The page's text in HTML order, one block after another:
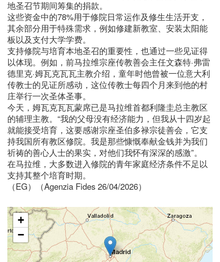
地圣召节期间筹集的捐款。
这些资金中的78%用于修院日常运作及修生生活开支，
其余部分用于特殊需求，例如修建新教室、安装太阳能
板以及支付大学学费。
支持修院与培育本地圣召的重要性，也通过一些见证得
以体现。例如，前马拉维宗座传教善会主任文森特·弗雷
德里克·姆瓦克瓦瓦主教介绍，童年时他曾被一位意大利
传教士的见证所感动，这位传教士每四个月来到他的村
庄举行一次圣体圣事。
今天，姆瓦克瓦瓦蒙席已是马拉维首都利隆圭总主教区
的辅理主教。“我的父母没有经济能力，但我从十四岁起
就能接受培育，这要感谢宗座圣伯多禄宗徒善会，它支
持我国所有教区修院。我是那些慷慨奉献金钱并为我们
祈祷的善心人士的果实，对他们我怀有深深的感激”。
在马拉维，大多数进入修院的青年家庭经济条件不足以
支持其整个培育时期。
（EG）（Agenzia Fides 26/04/2026）
+
−